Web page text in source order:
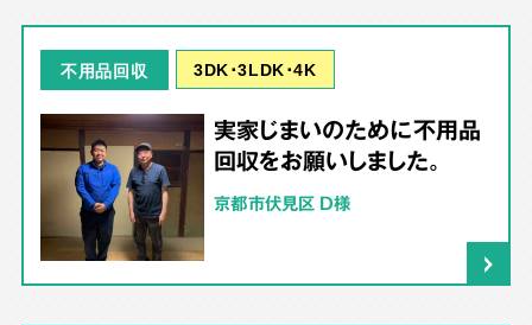
不用品回収 3DK･3LDK･4K
実家じまいのために不用品
回収をお願いしました。
京都市伏見区 D様